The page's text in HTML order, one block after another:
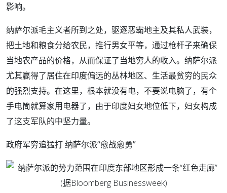
影响。
纳萨尔派毛主义者所到之处，驱逐恶霸地主及其私人武装，
把土地和粮食分给农民，推行男女平等，通过枪杆子来确保
当地农产品的价格，从而保证了当地穷人的收入。纳萨尔派
尤其赢得了居住在印度偏远的丛林地区、生活最贫穷的民众
的强烈支持。在这里，根本就没有电，不要说电脑了，有个
手电筒就算家用电器了，由于印度妇女地位低下，妇女构成
了这支军队的中坚力量。
政府军穷追猛打 纳萨尔派“愈战愈勇”